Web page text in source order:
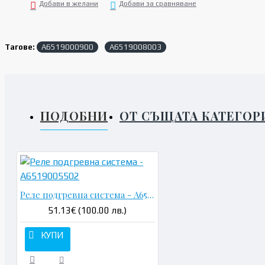
Добави в желани Добави за сравняване
Тагове: A6519000900 A6519008003
ПОДОБНИ ОТ СЪЩАТА
Реле подгревна система - A6519005502
51.13€ (100.00 лв.)
КУПИ